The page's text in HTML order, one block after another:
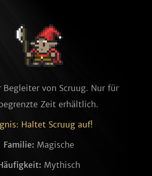
Begleiter von Scruug. Nur für
Zeit erhältlich.
Haltet Scruug auf!
Familie: Magische
Mythisch